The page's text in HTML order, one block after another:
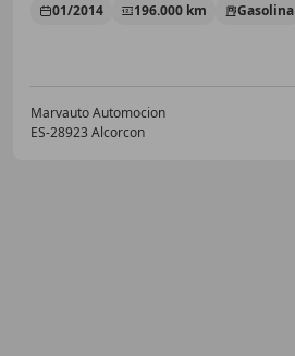
01/2014 196.000 km Gasolina
Marvauto Automocion
ES-28923 Alcorcon